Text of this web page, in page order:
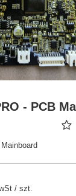
- PCB
/ szt.